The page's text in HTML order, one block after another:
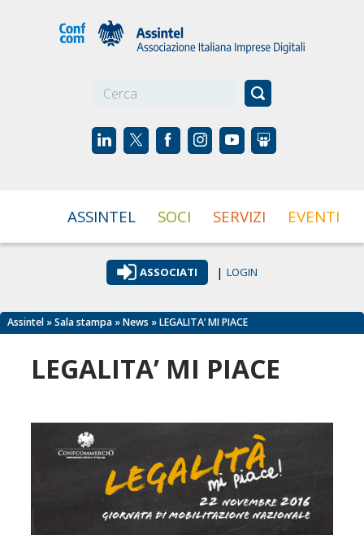
ASSINTEL SOCI SERVIZI EVENTI
ASSOCIATI | LOGIN
Assintel »Sala stampa »News » LEGALITA’ MI PIACE
LEGALITA’ MI PIACE